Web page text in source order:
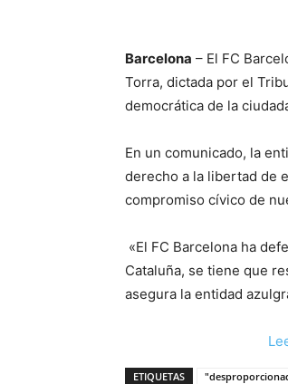
Barcelona – El FC
Torra, dictada por el
democrática de la
En un comunicado, la
derecho a la libertad de
compromiso cívico de
«El FC Barcelona ha
Cataluña, se tiene que
asegura la entidad
ETIQUETAS